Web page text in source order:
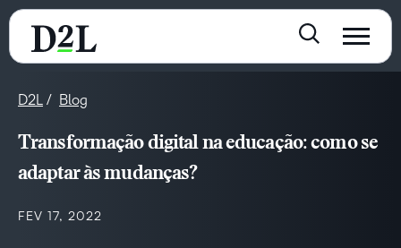
D2L Blog
Transformação digital na educação: como se
adaptar às mudanças?
FEV 17, 2022